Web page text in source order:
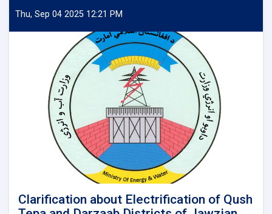
Thu, Sep 04 2025 12:21 PM
Clarification about Electrification of Qush